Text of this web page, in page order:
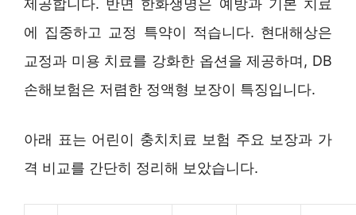
에 집중하고 교정 특약이 적습니다. 현대해상은
교정과 미용 치료를 강화한 옵션을 제공하며, DB
손해보험은 저렴한 정액형 보장이 특징입니다.
아래 표는 어린이 충치치료 보험 주요 보장과 가
격 비교를 간단히 정리해 보았습니다.